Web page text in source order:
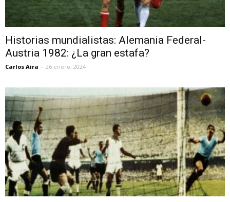
Historias mundialistas: Alemania Federal-
Austria 1982: ¿La gran estafa?
Carlos Aira - 26 enero, 2024